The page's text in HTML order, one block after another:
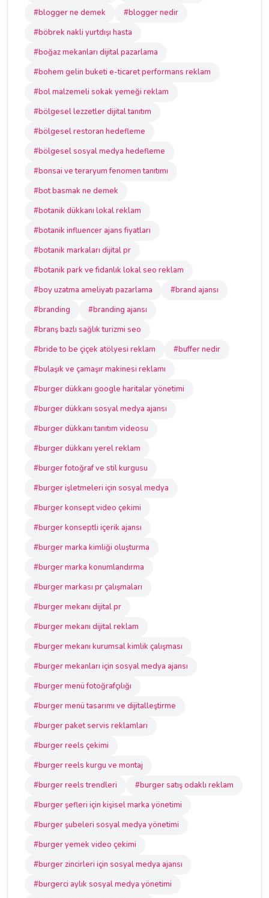
#blogger ne demek
#blogger nedir
#böbrek nakli yurtdışı hasta
#boğaz mekanları dijital pazarlama
#bohem gelin buketi e-ticaret performans reklam
#bol malzemeli sokak yemeği reklam
#bölgesel lezzetler dijital tanıtım
#bölgesel restoran hedefleme
#bölgesel sosyal medya hedefleme
#bonsai ve teraryum fenomen tanıtımı
#bot basmak ne demek
#botanik dükkanı lokal reklam
#botanik influencer ajans fiyatları
#botanik markaları dijital pr
#botanik park ve fidanlık lokal seo reklam
#boy uzatma ameliyatı pazarlama
#brand ajansı
#branding
#branding ajansı
#branş bazlı sağlık turizmi seo
#bride to be çiçek atölyesi reklam
#buffer nedir
#bulaşık ve çamaşır makinesi reklamı
#burger dükkanı google haritalar yönetimi
#burger dükkanı sosyal medya ajansı
#burger dükkanı tanıtım videosu
#burger dükkanı yerel reklam
#burger fotoğraf ve stil kurgusu
#burger işletmeleri için sosyal medya
#burger konsept video çekimi
#burger konseptli içerik ajansı
#burger marka kimliği oluşturma
#burger marka konumlandırma
#burger markası pr çalışmaları
#burger mekanı dijital pr
#burger mekanı dijital reklam
#burger mekanı kurumsal kimlik çalışması
#burger mekanları için sosyal medya ajansı
#burger menü fotoğrafçılığı
#burger menü tasarımı ve dijitalleştirme
#burger paket servis reklamları
#burger reels çekimi
#burger reels kurgu ve montaj
#burger reels trendleri
#burger satış odaklı reklam
#burger şefleri için kişisel marka yönetimi
#burger şubeleri sosyal medya yönetimi
#burger yemek video çekimi
#burger zincirleri için sosyal medya ajansı
#burgerci aylık sosyal medya yönetimi